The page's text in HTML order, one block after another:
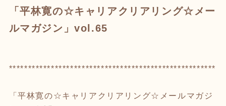
「平林寛の☆キャリアクリアリング☆メー
ルマガジン」vol.65
******************************************************
「平林寛の☆キャリアクリアリング☆メールマガジ